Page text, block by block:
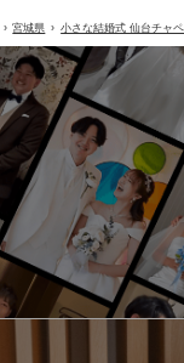
宮城県 小さな結婚式 仙台チャ